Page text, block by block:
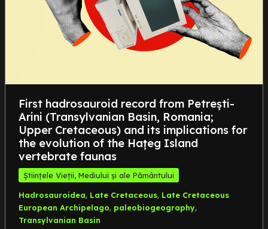
First hadrosauroid record from Petrești-
Arini (Transylvanian Basin, Romania;
Upper Cretaceous) and its implications for
the evolution of the Hațeg Island
vertebrate faunas
Științele Vieții, Mediului și ale Pământului
Hadrosauroidea, Late Cretaceous, Late Cretaceous
European Archipelago, paleobiogeography,
Transylvanian Basin